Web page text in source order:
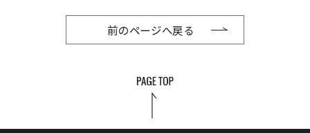
前のページへ戻る